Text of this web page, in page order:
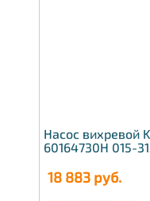
Насос вихревой
60164730H 015-
18 883 руб.